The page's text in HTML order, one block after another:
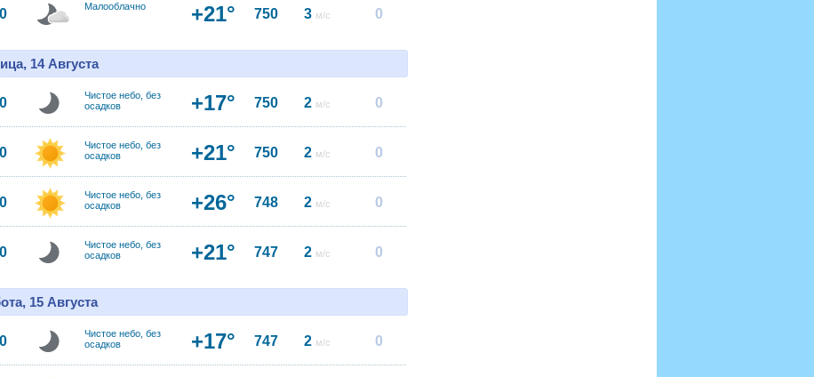
Малооблачно +21° 750 3 м/с 0
14 Августа
Чистое небо, без
осадков
+17° 750 2 м/с 0
Чистое небо, без
осадков
+21° 750 2 м/с 0
Чистое небо, без
осадков
+26° 748 2 м/с 0
Чистое небо, без
осадков
+21° 747 2 м/с 0
15 Августа
Чистое небо, без
осадков
+17° 747 2 м/с 0